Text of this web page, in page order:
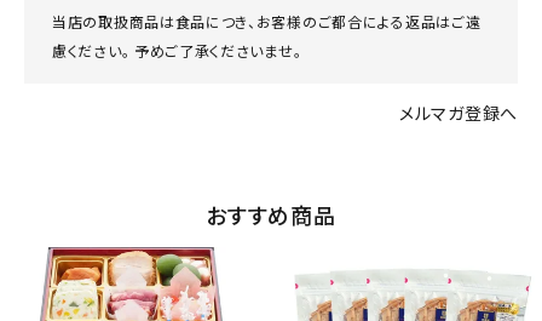
当店の取扱商品は食品につき、お客様のご都合による返品はご遠
慮ください。 予めご了承くださいませ。
メルマガ登録へ
おすすめ商品